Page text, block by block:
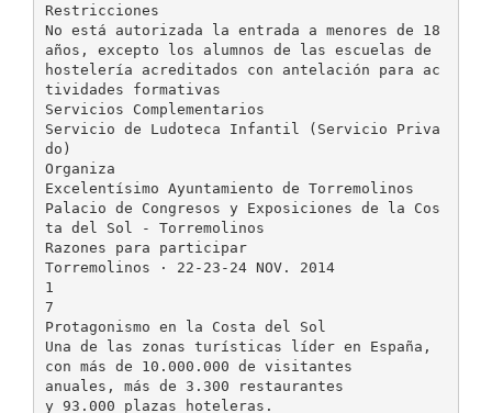
Restricciones
No está autorizada la entrada a menores de 18
años, excepto los alumnos de las escuelas de
hostelería acreditados con antelación para ac
tividades formativas
Servicios Complementarios
Servicio de Ludoteca Infantil (Servicio Priva
do)
Organiza
Excelentísimo Ayuntamiento de Torremolinos
Palacio de Congresos y Exposiciones de la Cos
ta del Sol - Torremolinos
Razones para participar
Torremolinos · 22-23-24 NOV. 2014
1
7
Protagonismo en la Costa del Sol
Una de las zonas turísticas líder en España,
con más de 10.000.000 de visitantes
anuales, más de 3.300 restaurantes
y 93.000 plazas hoteleras.